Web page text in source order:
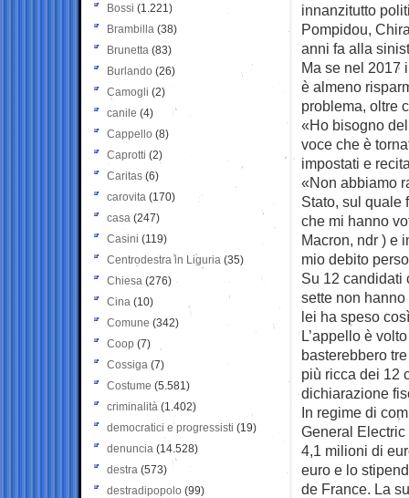
innanzitutto
Pompidou,
anni fa alla
Ma se nel 2017
è almeno
problema, oltre
«Ho bisogno
voce che è
impostati e
«Non abbiamo
Stato, sul quale
che mi hanno
Macron, ndr ) e
mio debito
Su 12 candidati
sette non
lei ha speso
L’appello è
basterebbero
più ricca dei 12
dichiarazione
In regime di
General
4,1 milioni di
euro e lo
de France. La
Bossi (1.221)
Brambilla (38)
Brunetta (83)
Burlando (26)
Camogli (2)
canile (4)
Cappello (8)
Caprotti (2)
Caritas (6)
carovita (170)
casa (247)
Casini (119)
Centrodestra in Liguria (35)
Chiesa (276)
Cina (10)
Comune (342)
Coop (7)
Cossiga (7)
Costume (5.581)
criminalità (1.402)
democratici e progressisti (19)
denuncia (14.528)
destra (573)
destradipopolo (99)